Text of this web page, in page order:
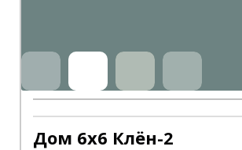
Дом 6х6 Клён-2